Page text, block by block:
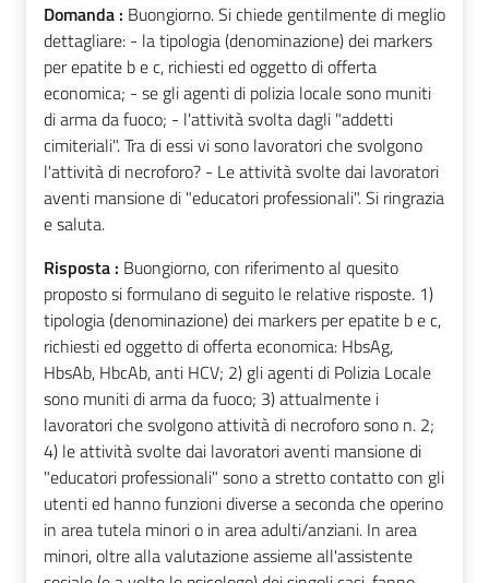
Domanda : Buongiorno. Si chiede gentilmente di meglio
dettagliare: - la tipologia (denominazione) dei markers
per epatite b e c, richiesti ed oggetto di offerta
economica; - se gli agenti di polizia locale sono muniti
di arma da fuoco; - l'attività svolta dagli "addetti
cimiteriali". Tra di essi vi sono lavoratori che svolgono
l'attività di necroforo? - Le attività svolte dai lavoratori
aventi mansione di "educatori professionali". Si ringrazia
e saluta.
Risposta : Buongiorno, con riferimento al quesito
proposto si formulano di seguito le relative risposte. 1)
tipologia (denominazione) dei markers per epatite b e c,
richiesti ed oggetto di offerta economica: HbsAg,
HbsAb, HbcAb, anti HCV; 2) gli agenti di Polizia Locale
sono muniti di arma da fuoco; 3) attualmente i
lavoratori che svolgono attività di necroforo sono n. 2;
4) le attività svolte dai lavoratori aventi mansione di
"educatori professionali" sono a stretto contatto con gli
utenti ed hanno funzioni diverse a seconda che operino
in area tutela minori o in area adulti/anziani. In area
minori, oltre alla valutazione assieme all'assistente